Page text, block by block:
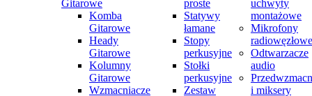
Gitarowe
Komba
Gitarowe
Heady
Gitarowe
Kolumny
Gitarowe
Wzmacniacze
proste
Statywy
łamane
Stopy
perkusyjne
Stołki
perkusyjne
Zestaw
uchwyty
montażowe
Mikrofony
radiowęzłowe
Odtwarzacze
audio
i miksery